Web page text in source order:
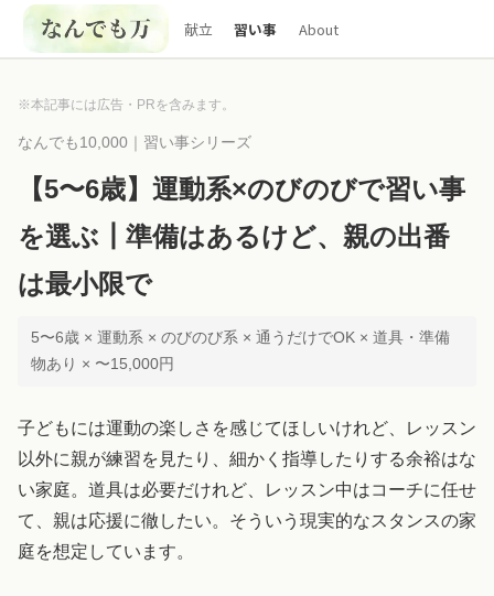
献立 習い事 About
※本記事には広告・PRを含みます。
なんでも10,000｜習い事シリーズ
【5〜6歳】運動系×のびのびで習い事
を選ぶ┃準備はあるけど、親の出番
は最小限で
5〜6歳 × 運動系 × のびのび系 × 通うだけでOK × 道具・準備
物あり × 〜15,000円
子どもには運動の楽しさを感じてほしいけれど、レッスン
以外に親が練習を見たり、細かく指導したりする余裕はな
い家庭。道具は必要だけれど、レッスン中はコーチに任せ
て、親は応援に徹したい。そういう現実的なスタンスの家
庭を想定しています。